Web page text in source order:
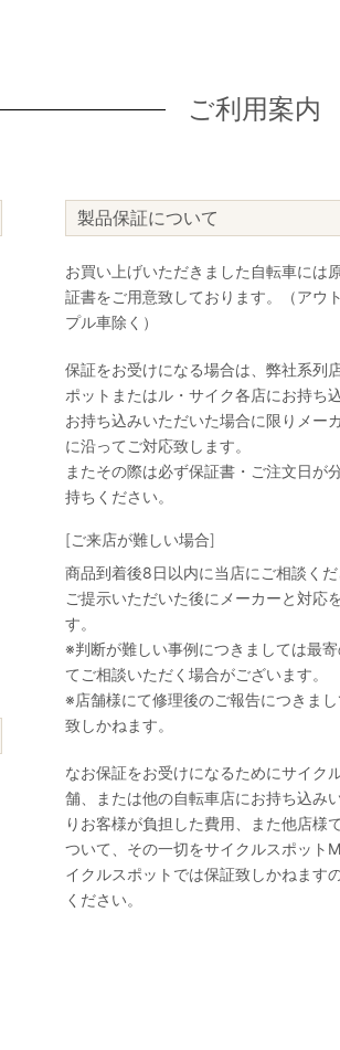
ご利用案内
製品保証について
お買い上げいただきました自転車には
証書をご用意致しております。（アウ
プル車除く）
保証をお受けになる場合は、弊社系列
ポットまたはル・サイク各店にお持ち
お持ち込みいただいた場合に限りメー
に沿ってご対応致します。
またその際は必ず保証書・ご注文日が
持ちください。
[ご来店が難しい場合]
商品到着後8日以内に当店にご相談く
ご提示いただいた後にメーカーと対応
す。
※判断が難しい事例につきましては最
てご相談いただく場合がございます。
※店舗様にて修理後のご報告につきま
致しかねます。
なお保証をお受けになるためにサイク
舗、または他の自転車店にお持ち込み
りお客様が負担した費用、また他店様
ついて、その一切をサイクルスポット
イクルスポットでは保証致しかねます
ください。